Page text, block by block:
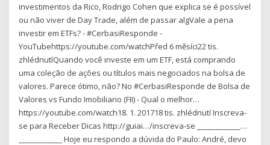
investimentos da Rico, Rodrigo Cohen que explica se é possível
ou não viver de Day Trade, além de passar algVale a pena
investir em ETFs? - #CerbasiResponde -
YouTubehttps://youtube.com/watchPřed 6 měsíci22 tis.
zhlédnutíQuando você investe em um ETF, está comprando
uma coleção de ações ou títulos mais negociados na bolsa de
valores. Parece ótimo, não? No #CerbasiResponde de Bolsa de
Valores vs Fundo Imobiliario (FII) - Qual o melhor…
https://youtube.com/watch18. 1. 201718 tis. zhlédnutí Inscreva-
se para Receber Dicas http://guiai…/inscreva-se ____________…
____________ Hoje eu respondo a dúvida do Paulo: André, devo